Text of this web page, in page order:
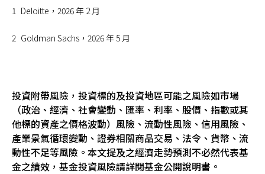
1 Deloitte，2026 年 2 月
2 Goldman Sachs，2026 年 5 月
投資附帶風險，投資標的及投資地區可能之風險如市場
（政治、經濟、社會變動、匯率、利率、股價、指數或其
他標的資產之價格波動）風險、流動性風險、信用風險、
產業景氣循環變動、證券相關商品交易、法令、貨幣、流
動性不足等風險。本文提及之經濟走勢預測不必然代表基
金之績效，基金投資風險請詳閱基金公開說明書。